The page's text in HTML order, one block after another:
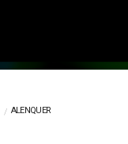
/ ALENQUER